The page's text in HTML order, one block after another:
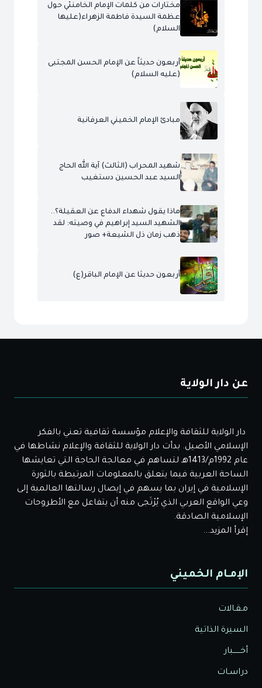
مختارات من كلمات الإمام الخامنئي حول
عظمة السيدة فاطمة الزهراء(عليها
السلام)
أربعون حديثاً عن الإمام الحسن المجتبى
(عليه السلام)
مبادئ الإمام الخميني العرفانية
شهيد المحراب (الثالث) آية الله الحاج
السيد عبد الحسين دستغيب
ماذا يقول شهداء الدفاع عن العقيلة؟..
الشهيد السيد إبراهيم في وصيته: لقد
ذهب زمان ذل الشيعة+ صور
أربعون حديثا عن الإمام الباقر(ع)
عن دار الولاية
دار الولاية للثقافة والإعلام مؤسسة ثقافية تعني بالفكر
الإسلامي الأصيل. بدأت دار الولاية للثقافة والإعلام نشاطها في
عام 1992م/1413هـ لتساهم في معالجة الحاجة التي تعايشها
الساحة العربية فيما يتعلق بالمعلومات المرتبطة بالثورة
الإسلامية في إيران بما يسهم في إيصال رسالتها العالمية إلى
وعي الواقع العربي الذي يُرْتَجى منه أن يتفاعل مع الأطروحات
الإسلامية الصادقة.
إقرأ المزيد...
الإمـام الخميني
مـقـالات
السيرة الذاتية
أخــــــبار
دراسـات